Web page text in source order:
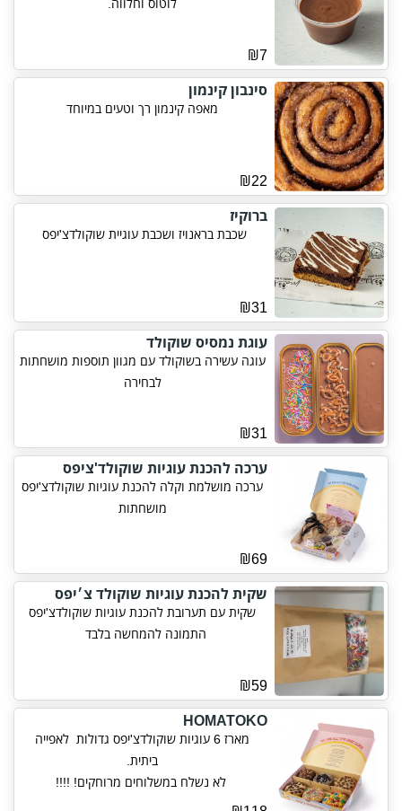
לוטוס וחלווה.
₪7
סינבון קינמון
מאפה קינמון רך וטעים במיוחד
₪22
ברוקיז
שכבת בראנויז ושכבת עוגיית שוקולדצ'יפס
₪31
עוגת נמסיס שוקולד
עוגה עשירה בשוקולד עם מגוון תוספות מושחתות
לבחירה
₪31
ערכה להכנת עוגיות שוקולד'ציפס
ערכה מושלמת וקלה להכנת עוגיות שוקולדצ'יפס
מושחתות
₪69
שקית להכנת עוגיות שוקולד צ׳יפס
שקית עם תערובת להכנת עוגיות שוקולדצ'יפס
התמונה להמחשה בלבד
₪59
HOMATOKO
מארז 6 עוגיות שוקולדצ'יפס גדולות לאפייה
ביתית.
לא נשלח במשלוחים מרוחקים! !!!!